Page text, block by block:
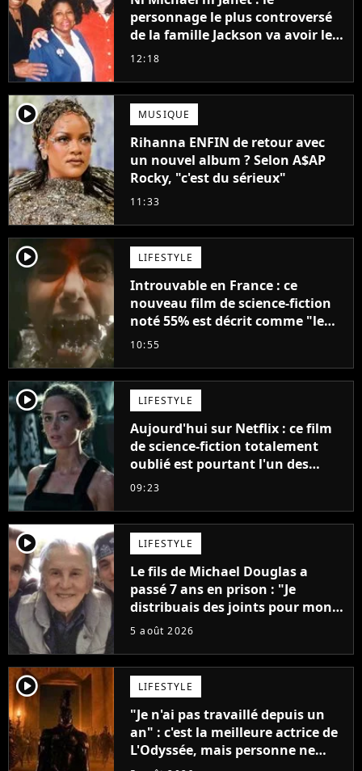
personnage le plus controversé
de la famille Jackson va avoir le
droit à sa propre série
12:18
player2 MUSIQUE
Rihanna ENFIN de retour avec
un nouvel album ? Selon A$AP
Rocky, "c'est du sérieux"
11:33
player2 LIFESTYLE
Introuvable en France : ce
nouveau film de science-fiction
noté 55% est décrit comme "le
plus stupide de l'année"
10:55
player2 LIFESTYLE
Aujourd'hui sur Netflix : ce film
de science-fiction totalement
oublié est pourtant l'un des
meilleurs des années 2010
09:23
player2 LIFESTYLE
Le fils de Michael Douglas a
passé 7 ans en prison : "Je
distribuais des joints pour mon
père"
5 août 2026
player2 LIFESTYLE
"Je n'ai pas travaillé depuis un
an" : c'est la meilleure actrice de
L'Odyssée, mais personne ne